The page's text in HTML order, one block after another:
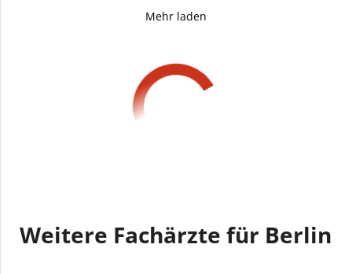
Mehr laden
Weitere Fachärzte für Berlin